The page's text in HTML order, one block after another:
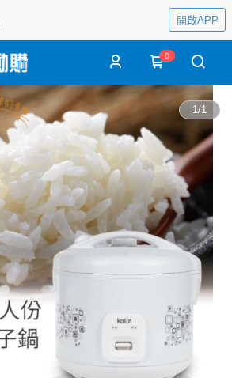
開啟APP
0
1/1